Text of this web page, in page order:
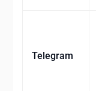
Telegram